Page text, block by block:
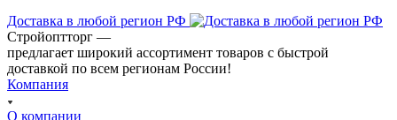
Доставка в любой регион РФ
Стройоптторг —
предлагает широкий ассортимент товаров с быстрой
доставкой по всем регионам России!
Компания
О компании